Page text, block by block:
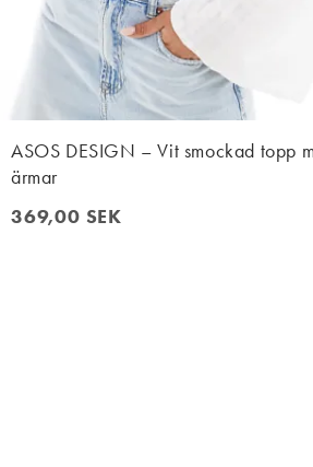
ASOS DESIGN – Vit smockad topp
ärmar
369,00 SEK
369,00 SEK